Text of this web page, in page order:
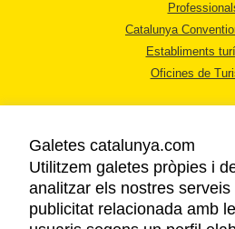
Catalunya
Establiments
Oficines de
AVÍS LEGAL
POLÍTICA DE
Galetes catalunya.com
Utilitzem galetes pròpies i
analitzar els nostres
publicitat relacionada amb